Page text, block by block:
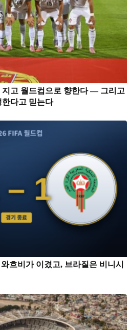
지고 월드컵으로 향한다 — 그리고
다고 믿는다
흐비가 이겼고, 브라질은 비니시